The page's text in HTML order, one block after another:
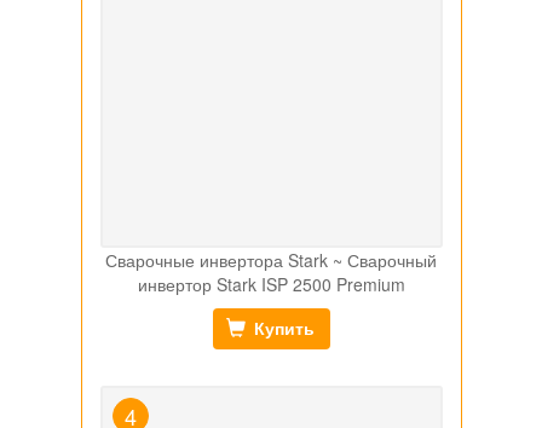
Сварочные инвертора Stark ~ Сварочный
инвертор Stark ISP 2500 Premium
Купить